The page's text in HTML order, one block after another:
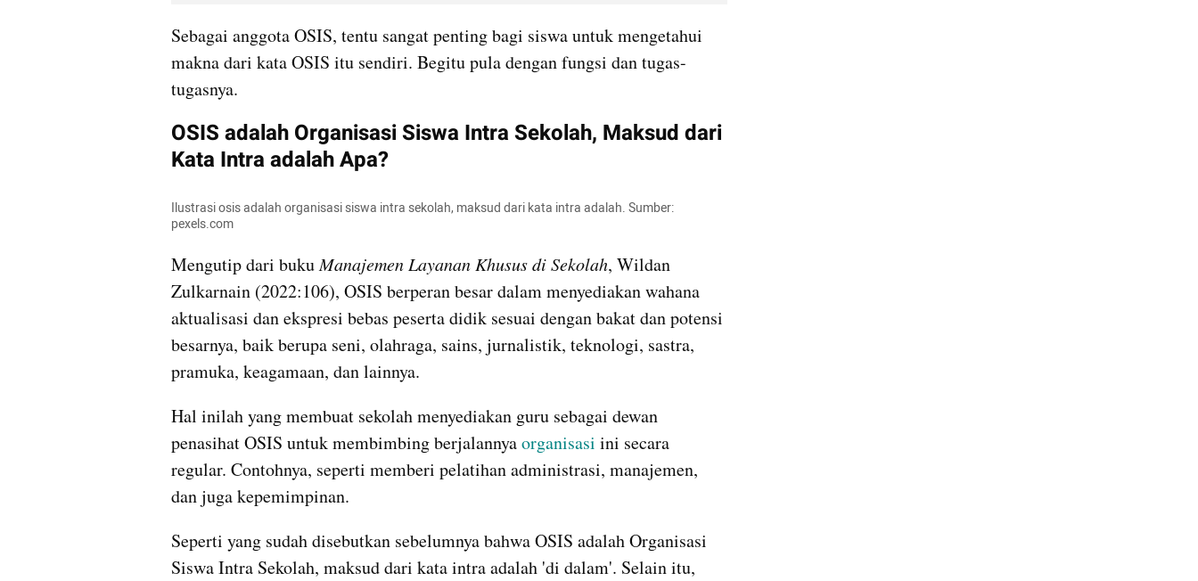
Sebagai anggota OSIS, tentu sangat penting bagi siswa untuk mengetahui
makna dari kata OSIS itu sendiri. Begitu pula dengan fungsi dan tugas-
tugasnya.
OSIS adalah Organisasi Siswa Intra Sekolah, Maksud dari
Kata Intra adalah Apa?
Ilustrasi osis adalah organisasi siswa intra sekolah, maksud dari kata intra adalah. Sumber:
pexels.com
Mengutip dari buku Manajemen Layanan Khusus di Sekolah, Wildan
Zulkarnain (2022:106), OSIS berperan besar dalam menyediakan wahana
aktualisasi dan ekspresi bebas peserta didik sesuai dengan bakat dan potensi
besarnya, baik berupa seni, olahraga, sains, jurnalistik, teknologi, sastra,
pramuka, keagamaan, dan lainnya.
Hal inilah yang membuat sekolah menyediakan guru sebagai dewan
penasihat OSIS untuk membimbing berjalannya organisasi ini secara
regular. Contohnya, seperti memberi pelatihan administrasi, manajemen,
dan juga kepemimpinan.
Seperti yang sudah disebutkan sebelumnya bahwa OSIS adalah Organisasi
Siswa Intra Sekolah, maksud dari kata intra adalah 'di dalam'. Selain itu,